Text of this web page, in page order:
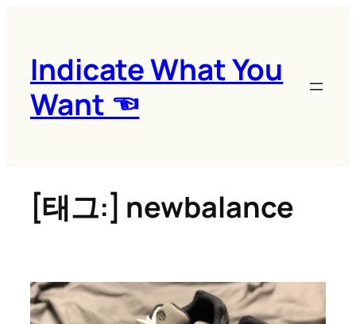
Indicate What You
Want ☜
[태그:] newbalance